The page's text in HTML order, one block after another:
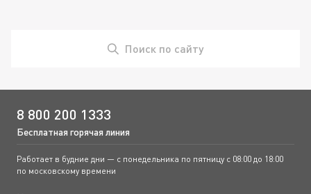
Поиск по сайту
8 800 200 1333
Бесплатная горячая линия
Работает в будние дни — с понедельника по пятницу с 08:00 до 18:00
по московскому времени